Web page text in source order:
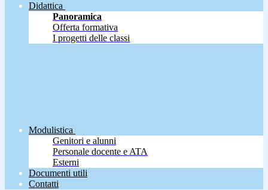
Didattica
Panoramica
Offerta formativa
I progetti delle classi
Modulistica
Genitori e alunni
Personale docente e ATA
Esterni
Documenti utili
Contatti